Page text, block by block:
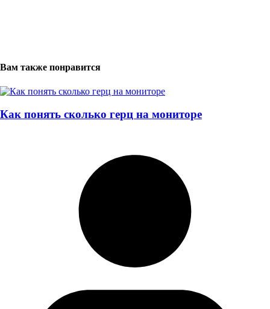
Вам также понравится
Как понять сколько герц на мониторе